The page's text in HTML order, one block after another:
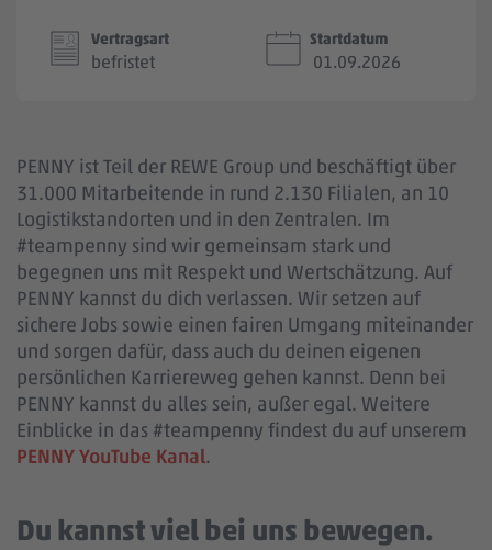
Vertragsart
befristet
Startdatum
01.09.2026
PENNY ist Teil der REWE Group und beschäftigt über
31.000 Mitarbeitende in rund 2.130 Filialen, an 10
Logistikstandorten und in den Zentralen. Im
#teampenny sind wir gemeinsam stark und
begegnen uns mit Respekt und Wertschätzung. Auf
PENNY kannst du dich verlassen. Wir setzen auf
sichere Jobs sowie einen fairen Umgang miteinander
und sorgen dafür, dass auch du deinen eigenen
persönlichen Karriereweg gehen kannst. Denn bei
PENNY kannst du alles sein, außer egal. Weitere
Einblicke in das #teampenny findest du auf unserem
PENNY YouTube Kanal.
Du kannst viel bei uns bewegen.